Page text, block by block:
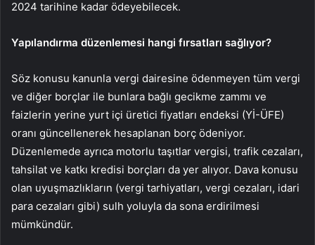
2024 tarihine kadar ödeyebilecek.
Yapılandırma düzenlemesi hangi fırsatları sağlıyor?
Söz konusu kanunla vergi dairesine ödenmeyen tüm vergi
ve diğer borçlar ile bunlara bağlı gecikme zammı ve
faizlerin yerine yurt içi üretici fiyatları endeksi (Yİ-ÜFE)
oranı güncellenerek hesaplanan borç ödeniyor.
Düzenlemede ayrıca motorlu taşıtlar vergisi, trafik cezaları,
tahsilat ve katkı kredisi borçları da yer alıyor. Dava konusu
olan uyuşmazlıkların (vergi tarhiyatları, vergi cezaları, idari
para cezaları gibi) sulh yoluyla da sona erdirilmesi
mümkündür.